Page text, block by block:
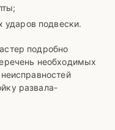
ударов подвески.
подробно
необходимых
развала-